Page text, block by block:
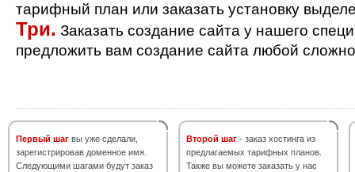
тарифный план или заказать установку
Три. Заказать создание сайта у нашего
предложить вам создание сайта любой
Первый шаг вы уже сделали,
зарегистрировав доменное имя.
Следующими шагами будут заказ
Второй шаг - заказ хостинга из
предлагаемых тарифных планов.
Также вы можете заказать у нас